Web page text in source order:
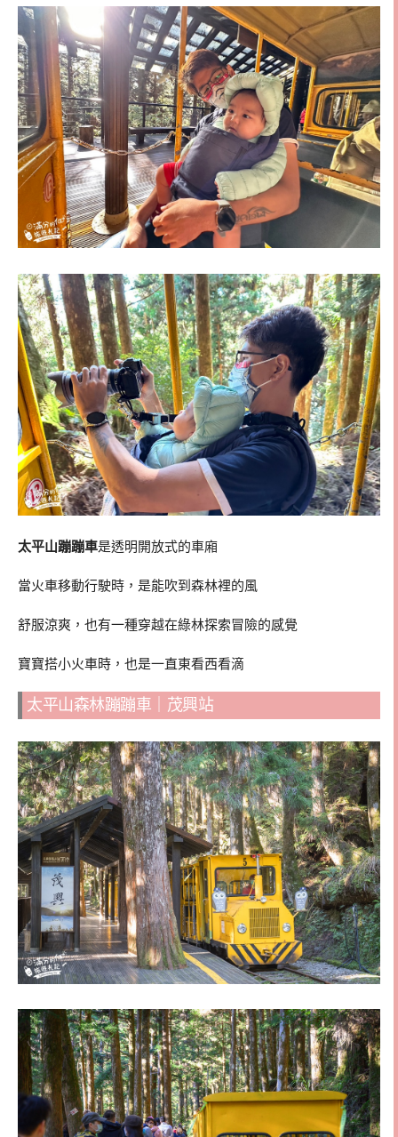
太平山蹦蹦車是透明開放式的車廂
當火車移動行駛時，是能吹到森林裡的風
舒服涼爽，也有一種穿越在綠林探索冒險的感覺
寶寶搭小火車時，也是一直東看西看滴
太平山森林蹦蹦車｜茂興站